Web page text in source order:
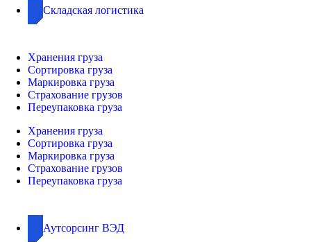
Складская логистика
Хранения груза
Сортировка груза
Маркировка груза
Страхование грузов
Переупаковка груза
Хранения груза
Сортировка груза
Маркировка груза
Страхование грузов
Переупаковка груза
Аутсорсинг ВЭД